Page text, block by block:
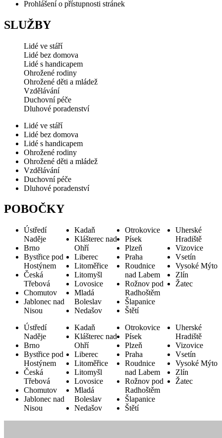
Prohlášení o přístupnosti stránek
SLUŽBY
Lidé ve stáří
Lidé bez domova
Lidé s handicapem
Ohrožené rodiny
Ohrožené děti a mládež
Vzdělávání
Duchovní péče
Dluhové poradenství
Lidé ve stáří
Lidé bez domova
Lidé s handicapem
Ohrožené rodiny
Ohrožené děti a mládež
Vzdělávání
Duchovní péče
Dluhové poradenství
POBOČKY
Ústředí
Naděje
Brno
Bystřice pod
Hostýnem
Česká
Třebová
Chomutov
Jablonec nad
Nisou
Kadaň
Klášterec nad
Ohří
Liberec
Litoměřice
Litomyšl
Lovosice
Mladá
Boleslav
Nedašov
Otrokovice
Písek
Plzeň
Praha
Roudnice
nad Labem
Rožnov pod
Radhoštěm
Šlapanice
Štětí
Uherské
Hradiště
Vizovice
Vsetín
Vysoké Mýto
Zlín
Žatec
Ústředí
Naděje
Brno
Bystřice pod
Hostýnem
Česká
Třebová
Chomutov
Jablonec nad
Nisou
Kadaň
Klášterec nad
Ohří
Liberec
Litoměřice
Litomyšl
Lovosice
Mladá
Boleslav
Nedašov
Otrokovice
Písek
Plzeň
Praha
Roudnice
nad Labem
Rožnov pod
Radhoštěm
Šlapanice
Štětí
Uherské
Hradiště
Vizovice
Vsetín
Vysoké Mýto
Zlín
Žatec